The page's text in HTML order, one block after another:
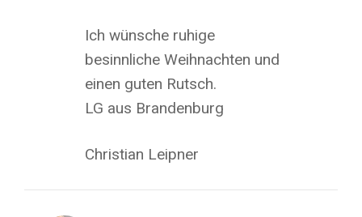
Ich wünsche ruhige
besinnliche Weihnachten und
einen guten Rutsch.
LG aus Brandenburg
Christian Leipner